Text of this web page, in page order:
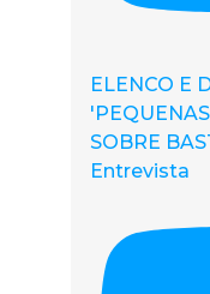
ELENCO E
SOBRE
Entrevista